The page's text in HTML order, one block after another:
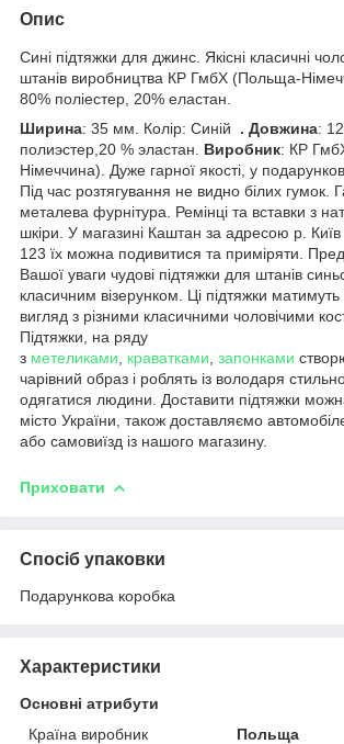
Опис
Сині підтяжки для джинс. Якісні класичні
штанів виробництва КР ГмбХ (Польща-
80% поліестер, 20% еластан.
Ширина: 35 мм. Колір: Синій . Довжина:
полиэстер,20 % эластан.
Виробник: КР
Німеччина). Дуже гарної якості, у
Під час розтягування не видно білих гумок.
металева фурнітура. Ремінці та вставки з
шкіри. У магазині Каштан за адресою р.
123 їх можна подивитися та приміряти.
Вашої уваги чудові підтяжки для штанів
класичним візерунком. Ці підтяжки
вигляд з різними класичними чоловічими
Підтяжки, на ряду
з метеликами краватками запонками
чарівний образ і роблять із володаря
одягатися людини. Доставити підтяжки
місто України, також доставляємо
або самовиїзд із нашого магазину.
Приховати
Спосіб упаковки
Подарункова коробка
Характеристики
Основні атрибути
Країна виробник
Польща